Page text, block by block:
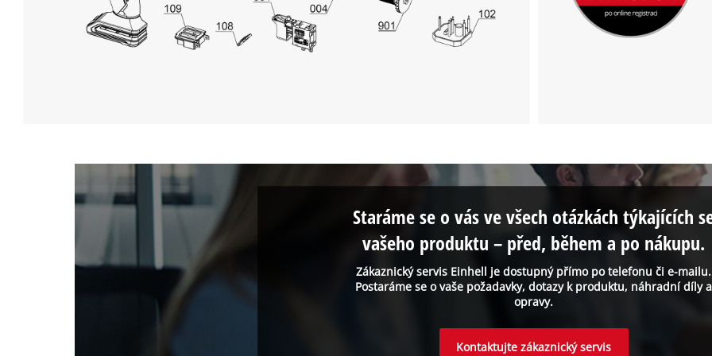
Zákaznický servis Einhell je dostupný přímo po telefonu či e-mailu.
Postaráme se o vaše požadavky, dotazy k produktu, náhradní díly a
opravy.
Staráme se o vás ve všech otázkách týkajících
vašeho produktu – před, během a po nákupu.
Kontaktujte zákaznický servis